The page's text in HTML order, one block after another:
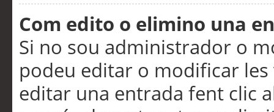
Com edito o elimino una
Si no sou administrador o
podeu editar o modificar
editar una entrada fent clic